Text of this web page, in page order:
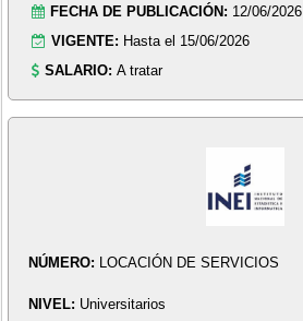
FECHA DE PUBLICACIÓN: 12/06/2026
VIGENTE: Hasta el 15/06/2026
SALARIO: A tratar
NÚMERO: LOCACIÓN DE SERVICIOS
NIVEL: Universitarios